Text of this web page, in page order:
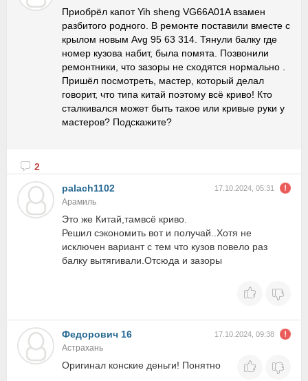
Приобрёл капот Yih sheng VG66A01A взамен
разбитого родного. В ремонте поставили вместе с
крылом новым Avg 95 63 314. Тянули балку где
номер кузова набит, была помята. Позвонили
ремонтники, что зазоры не сходятся нормально .
Пришёл посмотреть, мастер, который делал
говорит, что типа китай поэтому всё криво! Кто
сталкивался может быть такое или кривые руки у
мастеров? Подскажите?
2
palach1102
17.10.2024, 05:31
Арамиль
Это же Китай,тамвсё криво.
Решил сэкономить вот и получай..Хотя не
исключен вариант с тем что кузов повело раз
балку вытягивали.Отсюда и зазоры
Федорович 16 17.10.2024, 09:38
Астрахань
Оригинал конские деньги! Понятно